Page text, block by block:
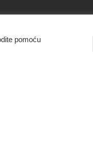
Izjava o
Pravo
pomoću